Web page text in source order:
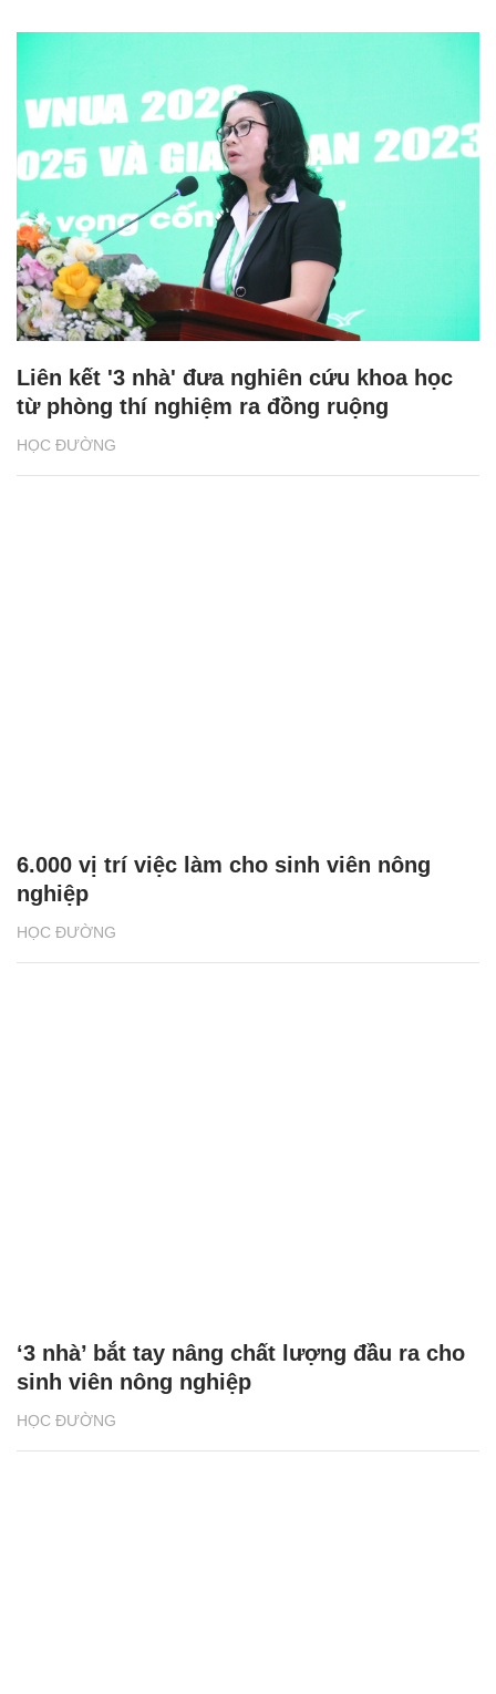
HỌC ĐƯỜNG
Liên kết '3 nhà' đưa nghiên cứu khoa học
từ phòng thí nghiệm ra đồng ruộng
HỌC ĐƯỜNG
6.000 vị trí việc làm cho sinh viên nông
nghiệp
HỌC ĐƯỜNG
‘3 nhà’ bắt tay nâng chất lượng đầu ra cho
sinh viên nông nghiệp